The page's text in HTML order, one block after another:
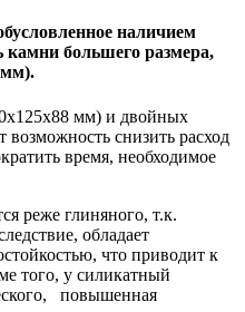
наличием
камни большего размера,
мм).
мм) и двойных
снизить расход
время, необходимое
реже глиняного, т.к.
обладает
что приводит к
того, у силикатный
повышенная